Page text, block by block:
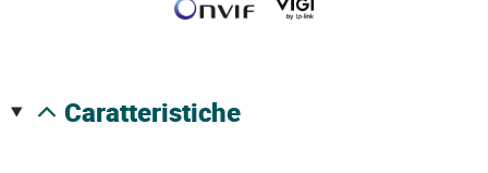
caratteristiche